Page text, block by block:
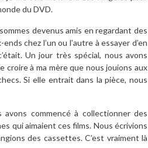
du DVD.
devenus amis en regardant des
chez l’un ou l’autre à essayer d’en
Un jour très spécial, nous avons
croire à ma mère que nous jouions aux
Si elle entrait dans la pièce, nous
commencé à collectionner des
qui aimaient ces films. Nous écrivions
des cassettes. C’est vraiment là